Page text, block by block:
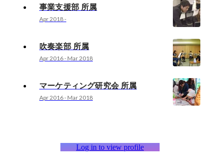
事業支援部 所属
Apr 2018-
吹奏楽部 所属
Apr 2016- Mar 2018
マーケティング研究会 所属
Apr 2016- Mar 2018
Log in to view profile